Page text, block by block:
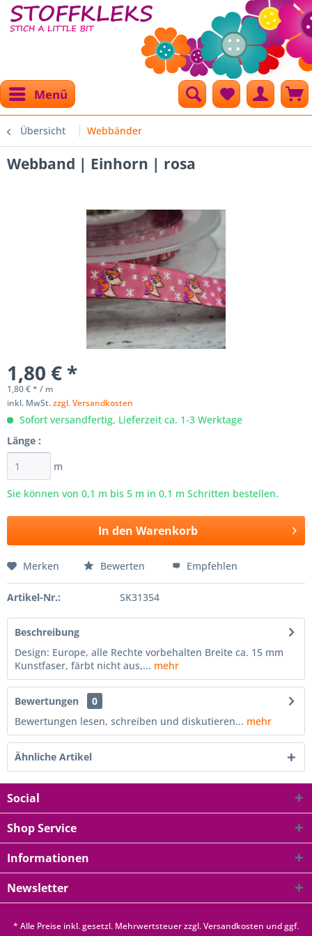
Menü
Übersicht Webbänder
Webband | Einhorn | rosa
1,80 € *
1,80 € * / m
inkl. MwSt.zzgl. Versandkosten
Sofort versandfertig, Lieferzeit ca. 1-3 Werktage
Länge :
m
Sie können von 0,1 m bis 5 m in 0,1 m Schritten bestellen.
In den Warenkorb
Merken Bewerten Empfehlen
Artikel-Nr.: SK31354
Beschreibung
Design: Europe, alle Rechte vorbehalten Breite ca. 15 mm
Kunstfaser, färbt nicht aus,... mehr
Bewertungen
0
Bewertungen lesen, schreiben und diskutieren... mehr
Ähnliche Artikel
Social
Shop Service
Informationen
Newsletter
* Alle Preise inkl. gesetzl. Mehrwertsteuer zzgl.Versandkosten und ggf.